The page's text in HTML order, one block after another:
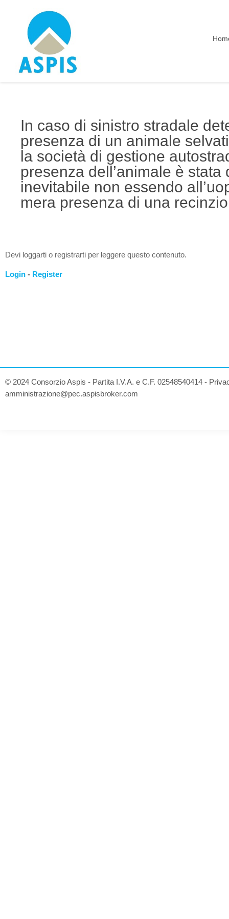
In caso di sinistro stradale
presenza di un animale
la società di gestione
presenza dell’animale è
inevitabile non essendo
mera presenza di una
Devi loggarti o registrarti per leggere questo contenuto.
Login - Register
© 2024 Consorzio Aspis - Partita I.V.A. e C.F. 02548540414 -
amministrazione@pec.aspisbroker.com